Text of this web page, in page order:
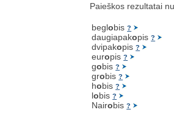
Paieškos rezultatai
beglobis?
daugiapakopis?
dvipakopis?
europis?
gobis?
grobis?
hobis?
lobis?
Nairobis?